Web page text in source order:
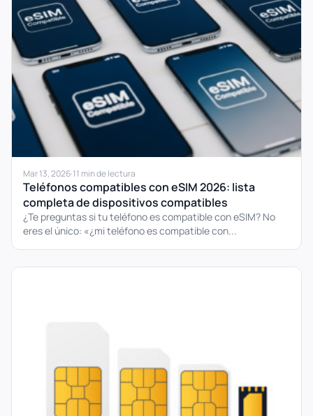
Mar 13, 2026·11 min de lectura
Teléfonos compatibles con eSIM 2026: lista
completa de dispositivos compatibles
¿Te preguntas si tu teléfono es compatible con eSIM? No
eres el único: «¿mi teléfono es compatible con...